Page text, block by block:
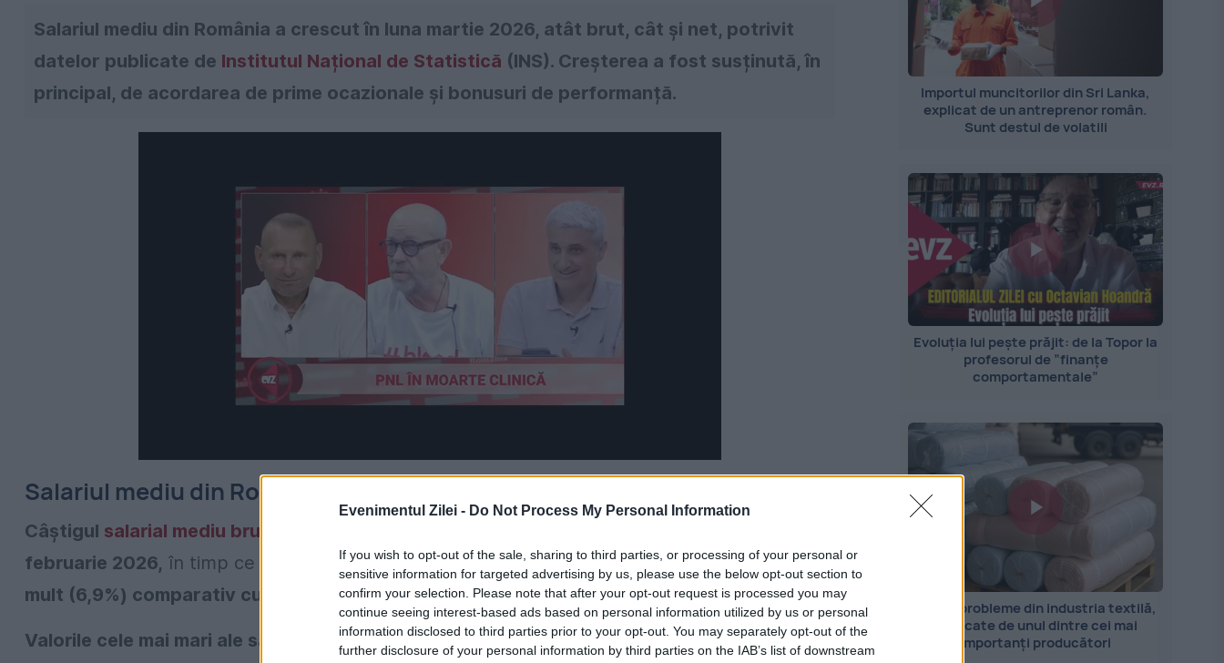
Evenimentul Zilei - Do Not Process My Personal Information
If you wish to opt-out of the sale, sharing to third parties, or processing of your personal or
sensitive information for targeted advertising by us, please use the below opt-out section to
confirm your selection. Please note that after your opt-out request is processed you may
continue seeing interest-based ads based on personal information utilized by us or personal
information disclosed to third parties prior to your opt-out. You may separately opt-out of the
further disclosure of your personal information by third parties on the IAB’s list of downstream
Salariul mediu din România a crescut în luna martie 2026, atât brut, cât și net, potrivit
datelor publicate de Institutul Național de Statistică (INS). Creșterea a fost susținută, în
principal, de acordarea de prime ocazionale și bonusuri de performanță.
Salariul mediu din România a crescut. Câți bani au încasat românii
Câștigul salarial mediu brut
februarie 2026, în timp ce câștigul salarial mediu net a ajuns la 5.938 de lei, cu 381 de lei mai
mult (6,9%) comparativ cu luna precedentă.
Valorile cele mai mari ale salariilor medii netes-au înregistrat înindustria tutunului (16.039
Importul muncitorilor din Sri Lanka,
explicat de un antreprenor român.
Sunt destul de volatili
Evoluția lui pește prăjit: de la Topor la
profesorul de ”finanțe
comportamentale”
Marile probleme din industria textilă,
explicate de unul dintre cei mai
importanți producători